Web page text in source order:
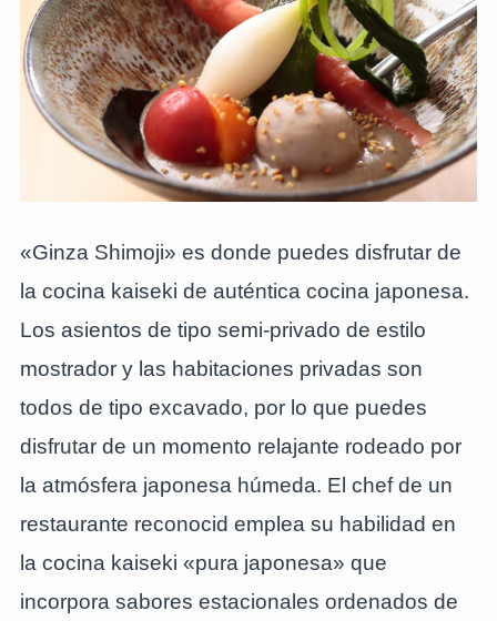
«Ginza Shimoji» es donde puedes disfrutar de
la cocina kaiseki de auténtica cocina japonesa.
Los asientos de tipo semi-privado de estilo
mostrador y las habitaciones privadas son
todos de tipo excavado, por lo que puedes
disfrutar de un momento relajante rodeado por
la atmósfera japonesa húmeda. El chef de un
restaurante reconocid emplea su habilidad en
la cocina kaiseki «pura japonesa» que
incorpora sabores estacionales ordenados de